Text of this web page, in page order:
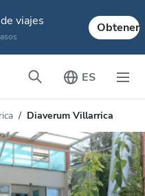
viajes Obtener
ES
Diaverum Villarrica